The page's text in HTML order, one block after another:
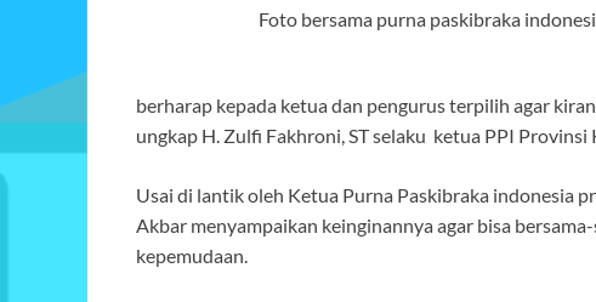
Foto bersama purna paskibraka
berharap kepada ketua dan pengurus terpilih agar
ungkap H. Zulfi Fakhroni, ST selaku ketua PPI Provinsi
Usai di lantik oleh Ketua Purna Paskibraka indonesia
Akbar menyampaikan keinginannya agar bisa
kepemudaan.